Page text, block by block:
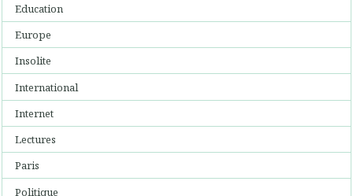
Education
Europe
Insolite
International
Internet
Lectures
Paris
Politique